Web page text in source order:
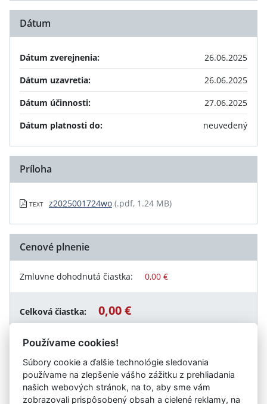
Dátum
Dátum zverejnenia:
26.06.2025
Dátum uzavretia:
26.06.2025
Dátum účinnosti:
27.06.2025
Dátum platnosti do:
neuvedený
Príloha
TEXT z2025001724wo (.pdf, 1.24 MB)
Cenové plnenie
Zmluvne dohodnutá čiastka: 0,00 €
Celková čiastka: 0,00 €
Návrat späť
Používame cookies!
Súbory cookie a ďalšie technológie sledovania
používame na zlepšenie vášho zážitku z prehliadania
našich webových stránok, na to, aby sme vám
zobrazovali prispôsobený obsah a cielené reklamy, na